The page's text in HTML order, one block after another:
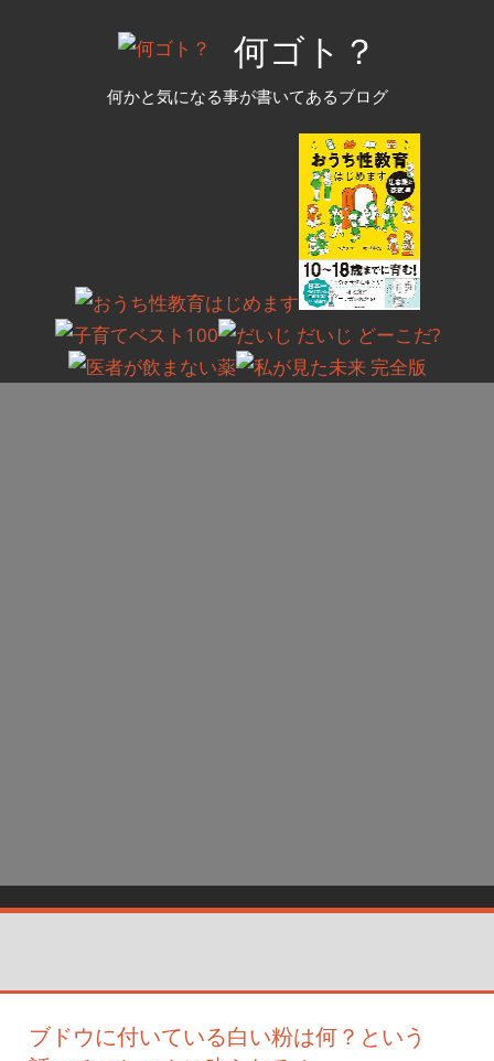
何ゴト？
何かと気になる事が書いてあるブログ
ブドウに付いている白い粉は何？という